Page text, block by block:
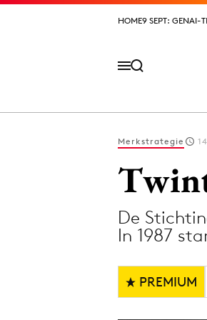
HOME9 SEPT: GENAI-
HOME9 SEPT: GENAI-
Merkstrategie
De
In 1987
PREMIUM